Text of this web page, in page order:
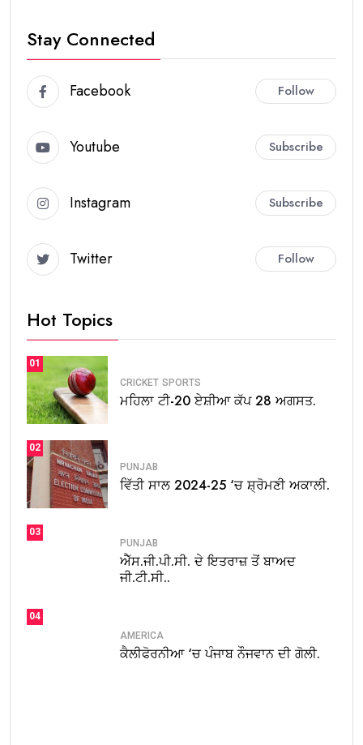
Stay Connected
Facebook Follow
Youtube Subscribe
Instagram Subscribe
Twitter Follow
Hot Topics
01
CRICKET SPORTS
ਮਹਿਲਾ ਟੀ-20 ਏਸ਼ੀਆ ਕੱਪ 28 ਅਗਸਤ.
02
PUNJAB
ਵਿੱਤੀ ਸਾਲ 2024-25 ‘ਚ ਸ਼੍ਰੋਮਣੀ ਅਕਾਲੀ.
03
PUNJAB
ਐੱਸ.ਜੀ.ਪੀ.ਸੀ. ਦੇ ਇਤਰਾਜ਼ ਤੋਂ ਬਾਅਦ
ਜੀ.ਟੀ.ਸੀ..
04
AMERICA
ਕੈਲੀਫੋਰਨੀਆ ‘ਚ ਪੰਜਾਬ ਨੌਜਵਾਨ ਦੀ ਗੋਲੀ.